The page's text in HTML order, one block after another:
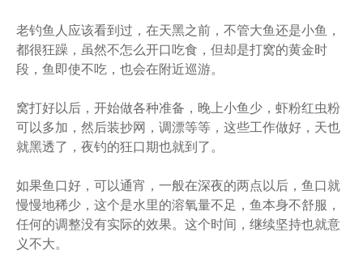
老钓鱼人应该看到过，在天黑之前，不管大鱼还是小鱼，
都很狂躁，虽然不怎么开口吃食，但却是打窝的黄金时
段，鱼即使不吃，也会在附近巡游。
窝打好以后，开始做各种准备，晚上小鱼少，虾粉红虫粉
可以多加，然后装抄网，调漂等等，这些工作做好，天也
就黑透了，夜钓的狂口期也就到了。
如果鱼口好，可以通宵，一般在深夜的两点以后，鱼口就
慢慢地稀少，这个是水里的溶氧量不足，鱼本身不舒服，
任何的调整没有实际的效果。这个时间，继续坚持也就意
义不大。